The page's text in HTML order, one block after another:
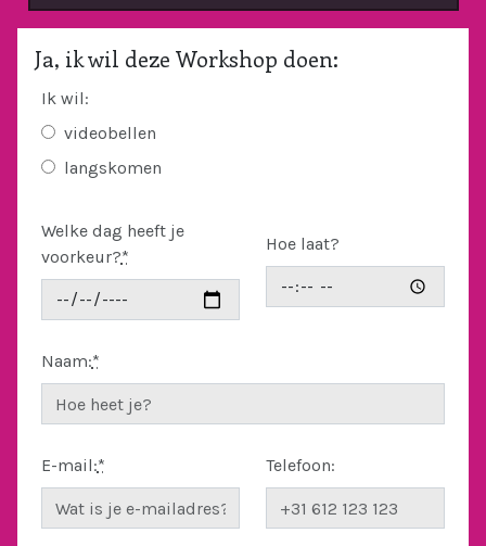
Ja, ik wil deze Workshop doen:
Ik wil:
videobellen
langskomen
Welke dag heeft je
voorkeur?*
Hoe laat?
Naam:*
E-mail:* Telefoon: